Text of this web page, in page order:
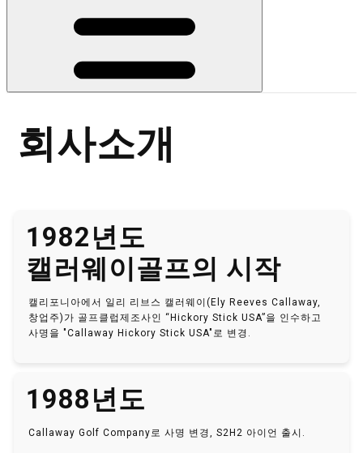
회사소개
1982년도
캘러웨이골프의 시작
캘리포니아에서 일리 리브스 캘러웨이(Ely Reeves Callaway,
창업주)가 골프클럽제조사인 “Hickory Stick USA”을 인수하고
사명을 "Callaway Hickory Stick USA"로 변경.
1988년도
Callaway Golf Company로 사명 변경, S2H2 아이언 출시.